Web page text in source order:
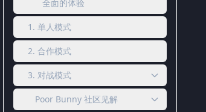
全面的体验
1. 单人模式
2. 合作模式
3. 对战模式
Poor Bunny 社区见解